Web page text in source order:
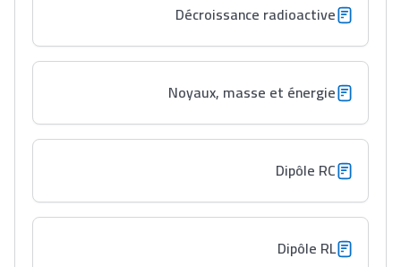
التعليم الثانوي التأهيلي
Décroissance radioactive
Noyaux, masse et énergie
Dipôle RC
Dipôle RL